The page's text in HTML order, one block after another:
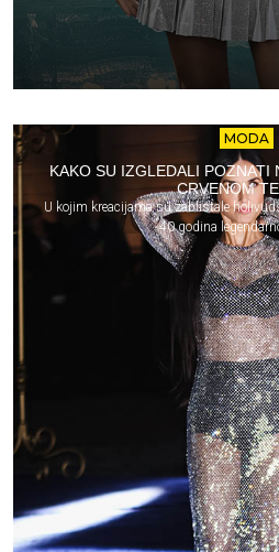
MODA
KAKO SU IZGLEDALI POZNATI
CRVENOM
U kojim kreacijama su zablistale
40 godina